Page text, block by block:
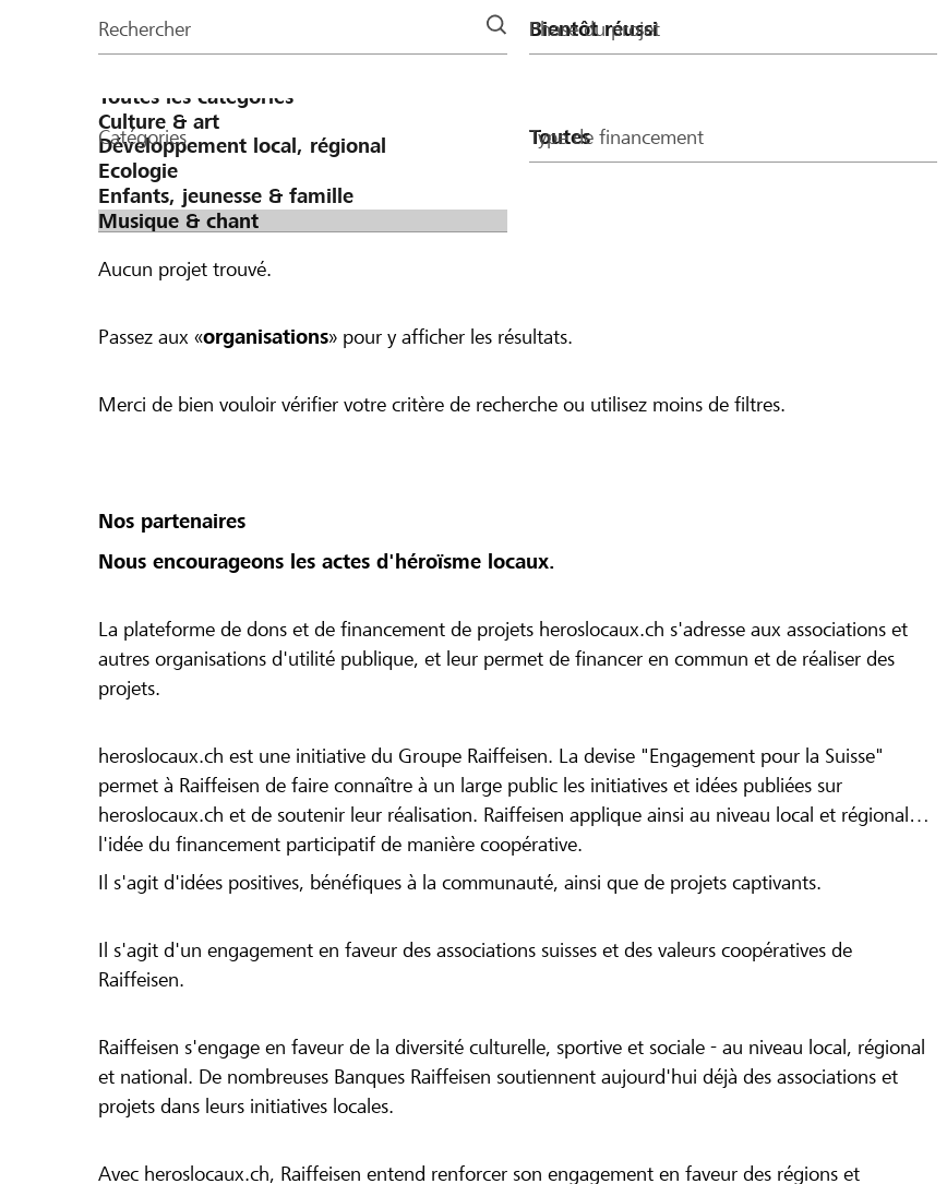
la
Rechercher Phase du projet
Catégories Type de financement
Aucun projet trouvé.
Passez aux «organisations» pour y afficher les résultats.
Merci de bien vouloir vérifier votre critère de recherche ou utilisez moins de filtres.
Nos partenaires
Nous encourageons les actes d'héroïsme locaux.
La plateforme de dons et de financement de projets heroslocaux.ch s'adresse aux associations et
autres organisations d'utilité publique, et leur permet de financer en commun et de réaliser des
projets.
heroslocaux.ch est une initiative du Groupe Raiffeisen. La devise "Engagement pour la Suisse"
permet à Raiffeisen de faire connaître à un large public les initiatives et idées publiées sur
heroslocaux.ch et de soutenir leur réalisation. Raiffeisen applique ainsi au niveau local et régional
l'idée du financement participatif de manière coopérative.
Il s'agit d'idées positives, bénéfiques à la communauté, ainsi que de projets captivants.
Il s'agit d'un engagement en faveur des associations suisses et des valeurs coopératives de
Raiffeisen.
Raiffeisen s'engage en faveur de la diversité culturelle, sportive et sociale - au niveau local, régional
et national. De nombreuses Banques Raiffeisen soutiennent aujourd'hui déjà des associations et
projets dans leurs initiatives locales.
Avec heroslocaux.ch, Raiffeisen entend renforcer son engagement en faveur des régions et